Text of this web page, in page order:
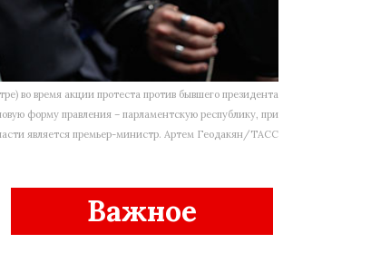
во время акции протеста против бывшего президента
форму правления – парламентскую республику, при
является премьер-министр. Артем Геодакян/ТАСС
Важное